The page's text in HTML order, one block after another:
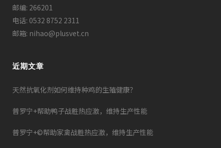
邮编: 266201
电话: 0532 8752 2311
邮箱: nihao@plusvet.cn
近期文章
天然抗氧化剂如何维持种鸡的生殖健康？
普罗宁+帮助鸭子战胜热应激，维持生产性能
普罗宁+©帮助家禽战胜热应激，维持生产性能